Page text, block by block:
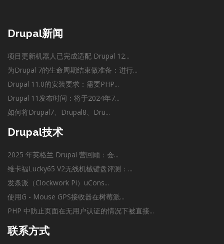
Drupal新闻
项目更新机器人已完成适配 Drupal 12...
为Drupal 7的生命周期结束做准备：进行...
Drupal 11.0的安装要求：需要PHP...
Drupal 11发布时间：将于2024年7...
如何将Drupal7、Drupal8、Dru...
Drupal技术
2025 年英格兰 Drupal 营回顾：会...
维卡福Lucky65 V2无线机械键盘评测：...
发条派（Clockwork Pi）uCons...
使用G - Mouse GPS接收器在树莓派...
PHP 中防止页面在无用户认证的情况下被直接...
联系方式